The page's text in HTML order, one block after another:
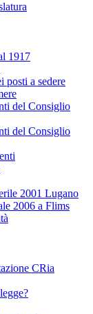
1917
posti a sedere
del Consiglio
del Consiglio
2001 Lugano
2006 a Flims
CRia